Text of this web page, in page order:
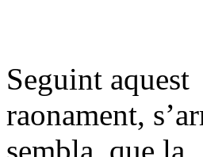
Seguint aquest
raonament,
sembla, que la